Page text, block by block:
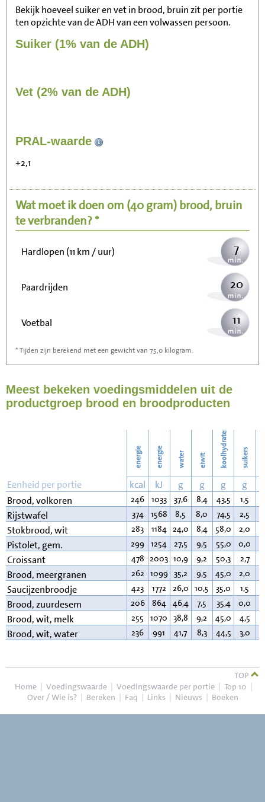
Bekijk hoeveel suiker en vet in brood, bruin zit per portie
ten opzichte van de ADH van een volwassen persoon.
Suiker (1% van de ADH)
Vet (2% van de ADH)
PRAL-waarde
+2,1
Wat moet ik doen om (40 gram)brood, bruin
te verbranden? *
Zitten, tv kijken
Wandelen (5 km/uur) 18
Hardlopen (11 km / uur) 7
Paardrijden 20
Voetbal 11
Stofzuigen
Strijken 36
41
* Tijden zijn berekend met een gewicht van 75,0 kilogram.
Meest bekeken voedingsmiddelen uit de
productgroep brood en broodproducten
energie energie water eiwit koolhydraten suikers
Eenheid per portie kcal kJ g g g g
Brood, volkoren
246 1033 37,6 8,4 43,5 1,5
Rijstwafel 374 1568 8,5 8,0 74,5 2,5
Stokbrood, wit 283 1184 24,0 8,4 58,0 2,0
Pistolet, gem. 299 1254 27,5 9,5 55,0 0,0
Croissant 478 2003 10,9 9,2 50,3 2,7
Brood, meergranen 262 1099 35,2 9,5 45,0 2,0
Saucijzenbroodje 423 1772 26,0 10,5 35,0 1,5
Brood, zuurdesem 206 864 46,4 7,5 35,4 0,0
Brood, wit, melk 255 1070 38,8 9,2 45,0 4,5
Brood, wit, water 236 991 41,7 8,3 44,5 3,0
TOP
Home | Voedingswaarde | Voedingswaarde per portie | Top 10 |
Over / Wie is? | Bereken | Faq | Links | Nieuws | Boeken